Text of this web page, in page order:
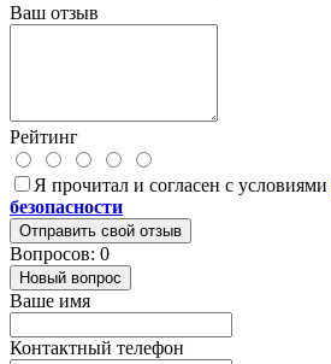
Ваш отзыв
Рейтинг
Я прочитал и согласен с условиями
безопасности
Отправить свой отзыв
Вопросов: 0
Новый вопрос
Ваше имя
Контактный телефон